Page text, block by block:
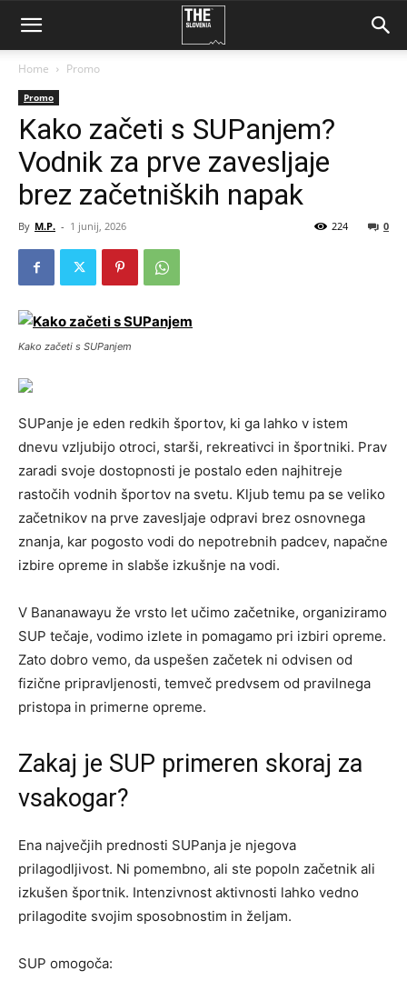
Home Promo
Promo
Kako začeti s SUPanjem?
Vodnik za prve zavesljaje
brez začetniških napak
By M.P. - 1 junij, 2026 0
224
Kako začeti s SUPanjem
SUPanje je eden redkih športov, ki ga lahko v istem
dnevu vzljubijo otroci, starši, rekreativci in športniki. Prav
zaradi svoje dostopnosti je postalo eden najhitreje
rastočih vodnih športov na svetu. Kljub temu pa se veliko
začetnikov na prve zavesljaje odpravi brez osnovnega
znanja, kar pogosto vodi do nepotrebnih padcev, napačne
izbire opreme in slabše izkušnje na vodi.
V Bananawayu že vrsto let učimo začetnike, organiziramo
SUP tečaje, vodimo izlete in pomagamo pri izbiri opreme.
Zato dobro vemo, da uspešen začetek ni odvisen od
fizične pripravljenosti, temveč predvsem od pravilnega
pristopa in primerne opreme.
Zakaj je SUP primeren skoraj za
vsakogar?
Ena največjih prednosti SUPanja je njegova
prilagodljivost. Ni pomembno, ali ste popoln začetnik ali
izkušen športnik. Intenzivnost aktivnosti lahko vedno
prilagodite svojim sposobnostim in željam.
SUP omogoča: